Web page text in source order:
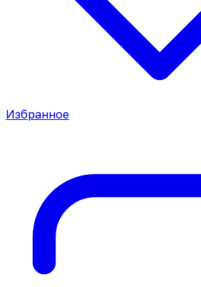
Избранное